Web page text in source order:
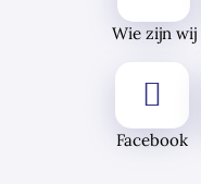
Wie zijn wij
Facebook